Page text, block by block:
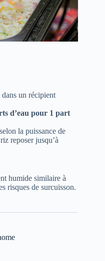
un récipient
d’eau pour 1 part
la puissance de
reposer jusqu’à
humide similaire à
risques de surcuisson.